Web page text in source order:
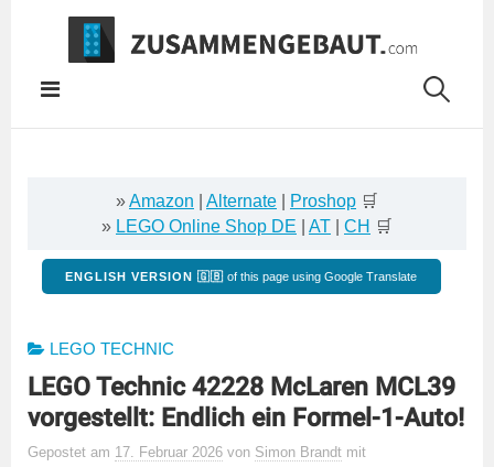
Springe
Inhalt
»Amazon Alternate Proshop 🛒
» LEGO Online Shop DE AT CH 🛒
ENGLISH VERSION 🇬🇧 of this page using Google Translate
LEGO TECHNIC
LEGO Technic 42228 McLaren MCL39
vorgestellt: Endlich ein Formel-1-Auto!
Gepostet am 17. Februar 2026 von Simon Brandt mit